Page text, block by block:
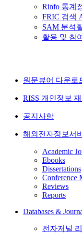
Rinfo 통계
FRIC 검색
SAM 분석
활용 및 참
원문뷰어 다운로
RISS 개인정보 재
공지사항
해외전자정보서
Academic
Ebooks
Dissertations
Conference
Reviews
Reports
Databases &
전자저널